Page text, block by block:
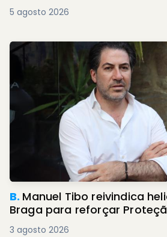
5 agosto 2026
B. Manuel Tibo reivindica
Braga para reforçar
3 agosto 2026